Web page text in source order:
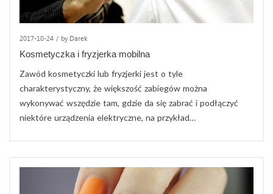
2017-10-24 / by Darek
Kosmetyczka i fryzjerka mobilna
Zawód kosmetyczki lub fryzjerki jest o tyle
charakterystyczny, że większość zabiegów można
wykonywać wszędzie tam, gdzie da się zabrać i podłączyć
niektóre urządzenia elektryczne, na przykład…